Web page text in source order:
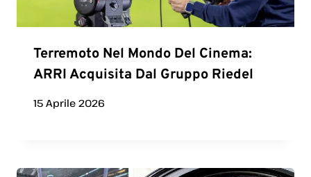
Terremoto Nel Mondo Del Cinema:
ARRI Acquisita Dal Gruppo Riedel
15 Aprile 2026